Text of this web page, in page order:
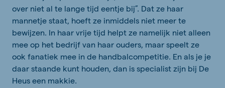
over niet al te lange tijd eentje bij”. Dat ze haar
mannetje staat, hoeft ze inmiddels niet meer te
bewijzen. In haar vrije tijd helpt ze namelijk niet alleen
mee op het bedrijf van haar ouders, maar speelt ze
ook fanatiek mee in de handbalcompetitie. En als je je
daar staande kunt houden, dan is specialist zijn bij De
Heus een makkie.